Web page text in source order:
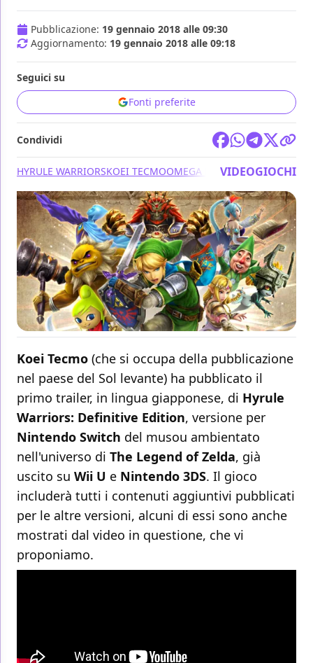
Pubblicazione: 19 gennaio 2018 alle 09:30
Aggiornamento: 19 gennaio 2018 alle 09:18
Seguici su
Fonti preferite
Condividi
HYRULE WARRIORSKOEI TECMOOMEGA FORCEVIDEOGIOCHI
Koei Tecmo (che si occupa della pubblicazione
nel paese del Sol levante) ha pubblicato il
primo trailer, in lingua giapponese, di Hyrule
Warriors: Definitive Edition, versione per
Nintendo Switch del musou ambientato
nell'universo di The Legend of Zelda, già
uscito su Wii U e Nintendo 3DS. Il gioco
includerà tutti i contenuti aggiuntivi pubblicati
per le altre versioni, alcuni di essi sono anche
mostrati dal video in questione, che vi
proponiamo.